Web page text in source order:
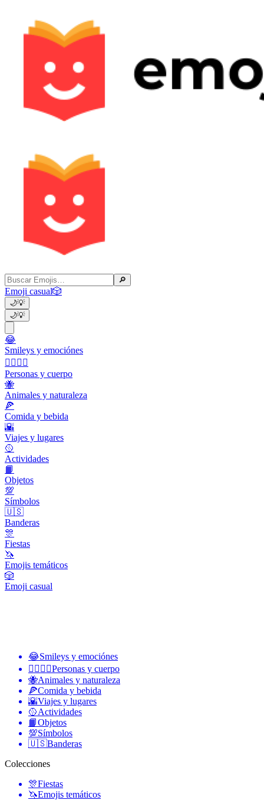
🔎
Emoji casual🎲
🌙💡
🌙💡
😂
Smileys y emociónes
👩‍❤️‍💋‍👨
Personas y cuerpo
🐝
Animales y naturaleza
🍕
Comida y bebida
🌇
Viajes y lugares
🥎
Actividades
📙
Objetos
💯
Símbolos
🇺🇸
Banderas
🎊
Fiestas
🦄
Emojis temáticos
🎲
Emoji casual
😂Smileys y emociónes
👩‍❤️‍💋‍👨Personas y cuerpo
🐝Animales y naturaleza
🍕Comida y bebida
🌇Viajes y lugares
🥎Actividades
📙Objetos
💯Símbolos
🇺🇸Banderas
Colecciones
🎊Fiestas
🦄Emojis temáticos